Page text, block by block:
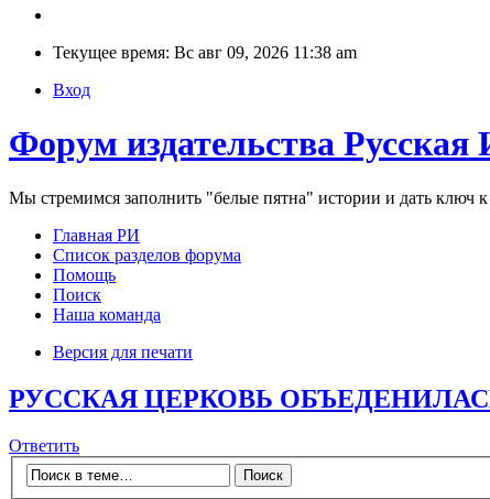
Текущее время: Вс авг 09, 2026 11:38 am
Вход
Форум издательства Русская
Мы стремимся заполнить "белые пятна" истории и дать ключ
Главная РИ
Список разделов форума
Помощь
Поиск
Наша команда
Версия для печати
РУССКАЯ ЦЕРКОВЬ
Ответить